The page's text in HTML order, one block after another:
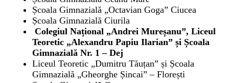
Școala Gimnazială „Octavian Goga” Ciucea
Școala Gimnazială Ciurila
Colegiul Național „Andrei Mureșanu”, Liceul
Teoretic „Alexandru Papiu Ilarian” și Școala
Gimnazială Nr. 1 – Dej
Liceul Teoretic „Dumitru Tăuțan” și Școala
Gimnazială „Gheorghe Șincai” – Florești